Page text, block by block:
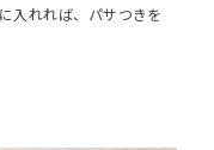
入れれば、パサつきを